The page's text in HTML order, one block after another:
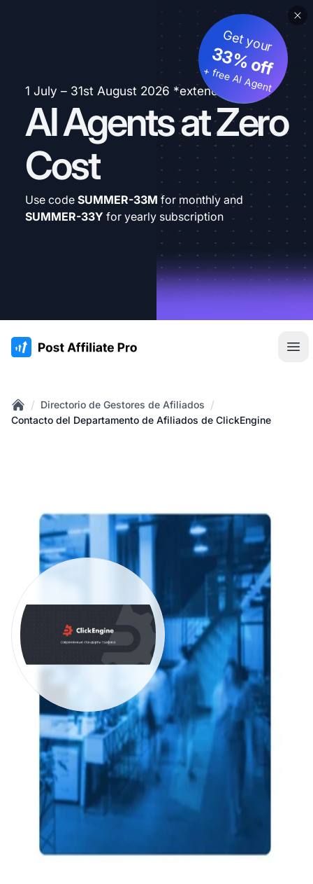
1 July – 31st August 2026 *extended
AI Agents at Zero
Cost
Get your
33% off
+ free AI Agent
Use code SUMMER-33M for monthly and
SUMMER-33Y for yearly subscription
:site.title
Home
/ Directorio de Gestores de Afiliados /
Contacto del Departamento de Afiliados de ClickEngine